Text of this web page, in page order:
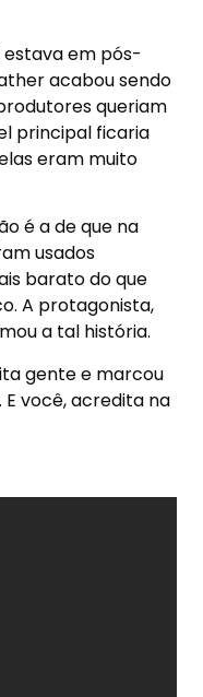
em pós-
acabou sendo
queriam
principal ficaria
eram muito
é a de que na
usados
barato do que
A protagonista,
a tal história.
gente e marcou
você, acredita na